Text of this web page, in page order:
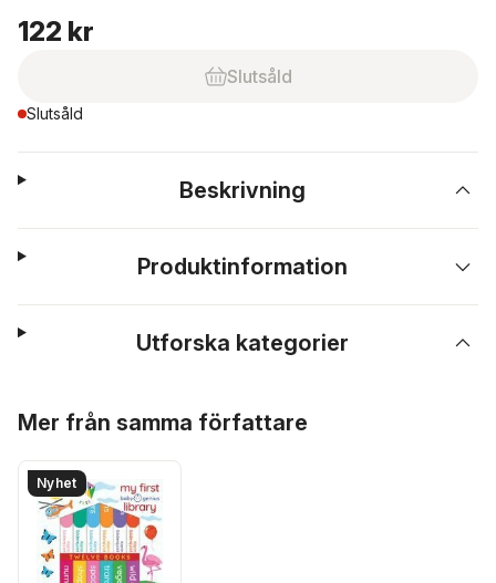
122 kr
Slutsåld
Slutsåld
Beskrivning
Produktinformation
Utforska kategorier
Mer från samma författare
Nyhet